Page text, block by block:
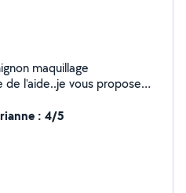
maquillage
l'aide..je vous propose
: 4/5